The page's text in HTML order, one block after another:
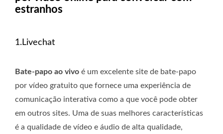
estranhos
1.Livechat
Bate-papo ao vivo é um excelente site de bate-papo
por vídeo gratuito que fornece uma experiência de
comunicação interativa como a que você pode obter
em outros sites. Uma de suas melhores características
é a qualidade de vídeo e áudio de alta qualidade,